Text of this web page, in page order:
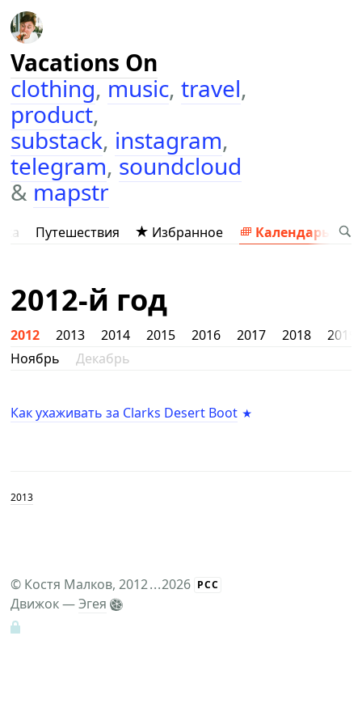
Vacations On
clothing,music,travel,
product,
substack, instagram,
telegram,soundcloud
&mapstr
Путешествия Избранное Календарь
2012-й год
2012 2013 2014 2015 2016 2017 2018
2019
Ноябрь
Декабрь
Как ухаживать за Clarks Desert Boot
2013
© Костя Малков, 2012...2026 РСС
Движок —Эгея